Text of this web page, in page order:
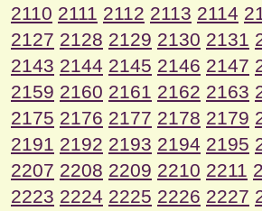
2110 2111 2112 2113 2114
2127 2128 2129 2130 2131
2143 2144 2145 2146 2147
2159 2160 2161 2162 2163
2175 2176 2177 2178 2179
2191 2192 2193 2194 2195
2207 2208 2209 2210 2211
2223 2224 2225 2226 2227